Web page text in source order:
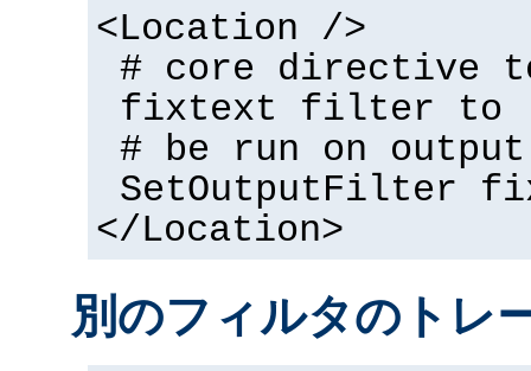
<Location />
# core directive
fixtext filter to
# be run on output
SetOutputFilter
</Location>
別のフィルタのトレ